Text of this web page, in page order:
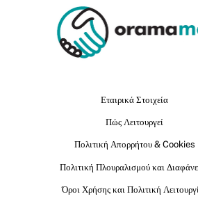
Εταιρικά Στοιχεία
Πώς Λειτουργεί
Πολιτική Απορρήτου & Cookies
Πολιτική Πλουραλισμού και
Όροι Χρήσης και Πολιτική